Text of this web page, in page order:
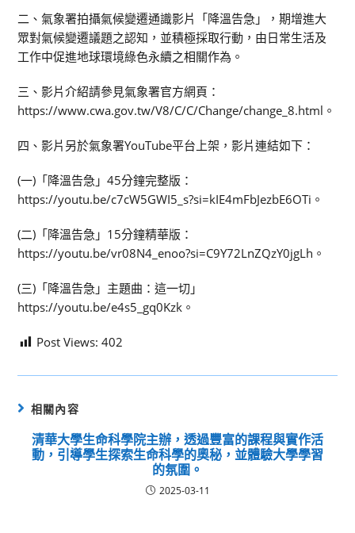
二、氣象署拍攝氣候變遷通識影片「降溫告急」，期增進大
眾對氣候變遷議題之認知，並積極採取行動，由日常生活及
工作中促進地球環境綠色永續之相關作為。
三、影片介紹請參見氣象署官方網頁：
https://www.cwa.gov.tw/V8/C/C/Change/change_8.html。
四、影片另於氣象署YouTube平台上架，影片連結如下：
(一)「降溫告急」45分鐘完整版：
https://youtu.be/c7cW5GWI5_s?si=kIE4mFbJezbE6OTi。
(二)「降溫告急」15分鐘精華版：
https://youtu.be/vr08N4_enoo?si=C9Y72LnZQzY0jgLh。
(三)「降溫告急」主題曲：這一切」
https://youtu.be/e4s5_gq0Kzk。
Post Views: 402
相關內容
清華大學生命科學院主辦，透過豐富的課程與實作活
動，引導學生探索生命科學的奧秘，並體驗大學學習
的氛圍。
2025-03-11